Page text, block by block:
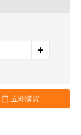
立即購買